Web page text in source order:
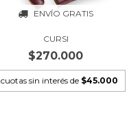
ENVÍO GRATIS
CURSI
$270.000
cuotas sin interés de $45.000